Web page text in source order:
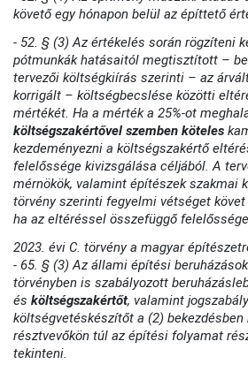
követő egy hónapon belül az építtető
- 52. § (3) Az értékelés során rögzíteni
pótmunkák hatásaitól megtisztított –
tervezői költségkiírás szerinti – az
korrigált – költségbecslése közötti
mértékét. Ha a mérték a 25%-ot
költségszakértővel szemben köteles
kezdeményezni a költségszakértő
felelőssége kivizsgálása céljából. A
mérnökök, valamint építészek szakmai
törvény szerinti fegyelmi vétséget
ha az eltéréssel összefüggő
2023. évi C. törvény a magyar
- 65. § (3) Az állami építési
törvényben is szabályozott
ésköltségszakértőt, valamint
költségvetéskészítőt a (2)
résztvevőkön túl az építési folyamat
tekinteni.